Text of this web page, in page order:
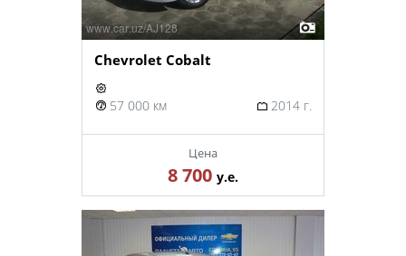
Chevrolet Cobalt
57 000 км 2014 г.
Цена
8 700 у.е.